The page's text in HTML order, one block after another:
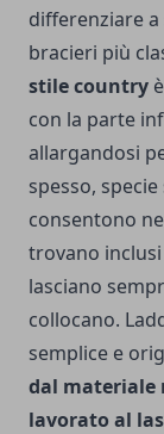
differenziare
bracieri più
stile country
con la parte
allargandosi
spesso,
consentono
trovano
lasciano
collocano.
semplice e
dal materiale
lavorato al